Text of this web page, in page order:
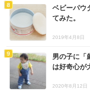
ベビーパウ
てみた。
2019年4月8日
男の子に「
は好奇心が
2020年8月12日